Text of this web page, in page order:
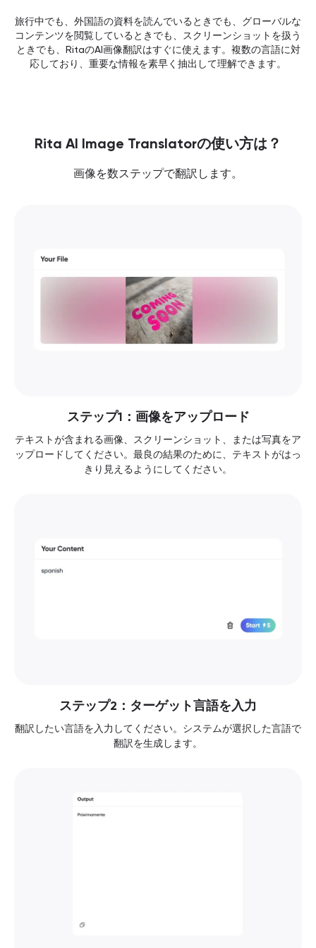
旅行中でも、外国語の資料を読んでいるときでも、グローバルな
コンテンツを閲覧しているときでも、スクリーンショットを扱う
ときでも、RitaのAI画像翻訳はすぐに使えます。複数の言語に対
応しており、重要な情報を素早く抽出して理解できます。
Rita AI Image Translatorの使い方は？
画像を数ステップで翻訳します。
ステップ1：画像をアップロード
テキストが含まれる画像、スクリーンショット、または写真をア
ップロードしてください。最良の結果のために、テキストがはっ
きり見えるようにしてください。
ステップ2：ターゲット言語を入力
翻訳したい言語を入力してください。システムが選択した言語で
翻訳を生成します。